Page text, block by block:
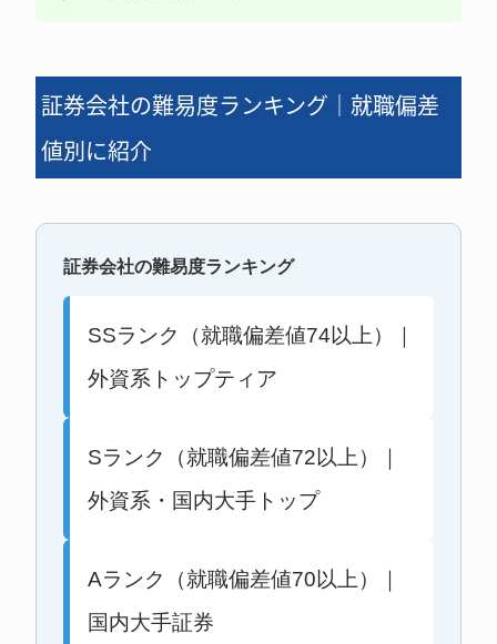
証券会社の難易度ランキング｜就職偏差
値別に紹介
証券会社の難易度ランキング
SSランク（就職偏差値74以上）｜
外資系トップティア
Sランク（就職偏差値72以上）｜
外資系・国内大手トップ
Aランク（就職偏差値70以上）｜
国内大手証券